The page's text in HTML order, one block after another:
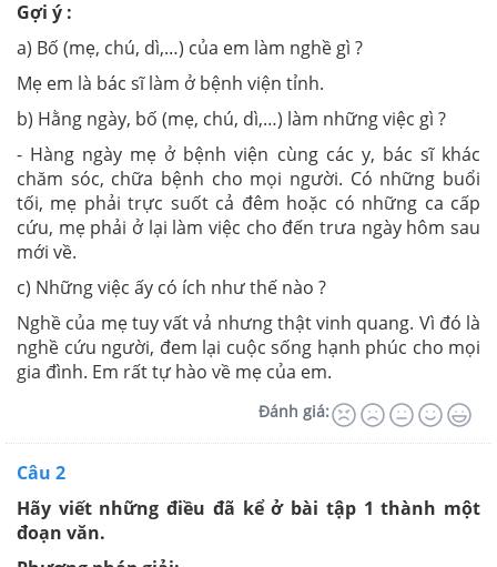
Gợi ý :
a) Bố (mẹ, chú, dì,…) của em làm nghề gì ?
Mẹ em là bác sĩ làm ở bệnh viện tỉnh.
b) Hằng ngày, bố (mẹ, chú, dì,…) làm những việc gì ?
- Hàng ngày mẹ ở bệnh viện cùng các y, bác sĩ khác
chăm sóc, chữa bệnh cho mọi người. Có những buổi
tối, mẹ phải trực suốt cả đêm hoặc có những ca cấp
cứu, mẹ phải ở lại làm việc cho đến trưa ngày hôm sau
mới về.
c) Những việc ấy có ích như thế nào ?
Nghề của mẹ tuy vất vả nhưng thật vinh quang. Vì đó là
nghề cứu người, đem lại cuộc sống hạnh phúc cho mọi
gia đình. Em rất tự hào về mẹ của em.
Đánh giá:
Câu 2
Hãy viết những điều đã kể ở bài tập 1 thành một
đoạn văn.